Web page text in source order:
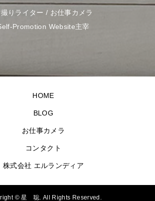
りライター / お仕事カメラ
Promotion Website主宰
HOME
BLOG
お仕事カメラ
コンタクト
株式会社 エルランディア
©星 聡. All Rights Reserved.